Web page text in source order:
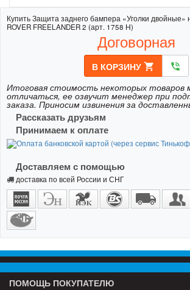
Купить Защита заднего бампера «Уголки двойные»
ROVER FREELANDER 2 (арт. 1758 Н)
Договорная
В КОРЗИНУ shopping_cart phone_in_talk
Итоговая стоимость некоторых товаров
отличаться, ее озвучит менеджер при
заказа. Приносим извинения за
Рассказать друзьям
Принимаем к оплате
Доставляем с помощью
доставка по всей России и СНГ
ПОМОЩЬ ПОКУПАТЕЛЮ